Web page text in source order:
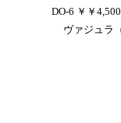
DO-6 ￥￥
ヴァジュラ